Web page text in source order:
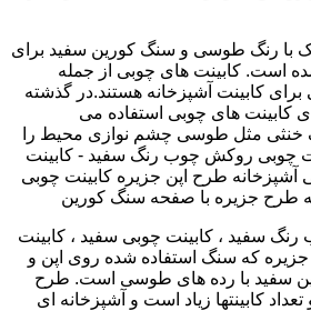
با رنگ طوسی و سنگ کورین سفید برای
است. کابینت های چوبی از جمله
کابینت آشپزخانه هستند.در گذشته
کابینت های چوبی استفاده می
خنثی مثل طوسی چشم نوازی محیط را
چوبی روکش چوب رنگ سفید - کابینت
آشپزخانه طرح اپن جزیره کابینت چوبی
طرح جزیره با صفحه سنگ کورین
سفید ، کابینت چوبی سفید ، کابینت
که سنگ استفاده شده روی اپن و
سفید با رده های طوسی است. طرح
کابینتها زیاد است و آشپزخانه ای